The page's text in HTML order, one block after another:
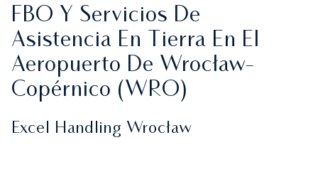
FBO Y Servicios De
Asistencia En Tierra En El
Aeropuerto De Wrocław-
Copérnico (WRO)
Excel Handling Wrocław